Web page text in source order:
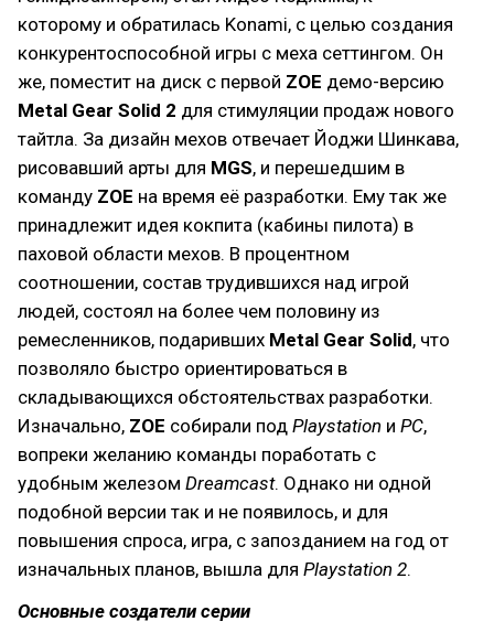
которому и обратилась Konami, с целью создания
конкурентоспособной игры с меха сеттингом. Он
же, поместит на диск с первой ZOE демо-версию
Metal Gear Solid 2 для стимуляции продаж нового
тайтла. За дизайн мехов отвечает Йоджи Шинкава,
рисовавший арты для MGS, и перешедшим в
команду ZOE на время её разработки. Ему так же
принадлежит идея кокпита (кабины пилота) в
паховой области мехов. В процентном
соотношении, состав трудившихся над игрой
людей, состоял на более чем половину из
ремесленников, подаривших Metal Gear Solid, что
позволяло быстро ориентироваться в
складывающихся обстоятельствах разработки.
Изначально, ZOE собирали под Playstation и PC,
вопреки желанию команды поработать с
удобным железом Dreamcast. Однако ни одной
подобной версии так и не появилось, и для
повышения спроса, игра, с запозданием на год от
изначальных планов, вышла для Playstation 2.
Основные создатели серии